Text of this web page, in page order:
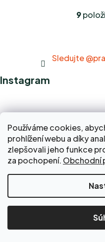
Používáme cookies,
prohlížení webu a díky
zlepšovali jeho funkce
za pochopení. Obchodní
9
Sledujte
Instagram